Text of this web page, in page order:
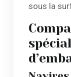
sous la